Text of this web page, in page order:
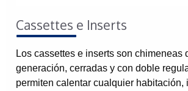
Cassettes e Inserts
Los cassettes e inserts son chimeneas
generación, cerradas y con doble
permiten calentar cualquier habitación,